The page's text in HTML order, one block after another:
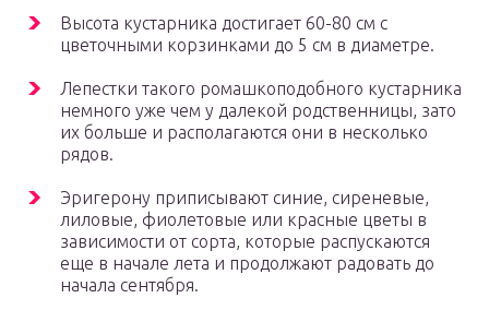
Высота кустарника достигает 60-80 см с
цветочными корзинками до 5 см в диаметре.
Лепестки такого ромашкоподобного кустарника
немного уже чем у далекой родственницы, зато
их больше и располагаются они в несколько
рядов.
Эригерону приписывают синие, сиреневые,
лиловые, фиолетовые или красные цветы в
зависимости от сорта, которые распускаются
еще в начале лета и продолжают радовать до
начала сентября.